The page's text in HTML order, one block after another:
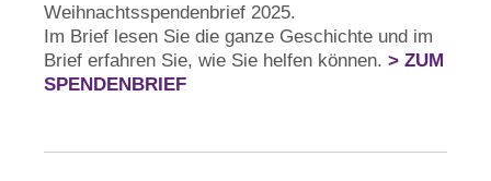
Weihnachtsspendenbrief 2025.
Im Brief lesen Sie die ganze Geschichte und im
Brief erfahren Sie, wie Sie helfen können. > ZUM
SPENDENBRIEF